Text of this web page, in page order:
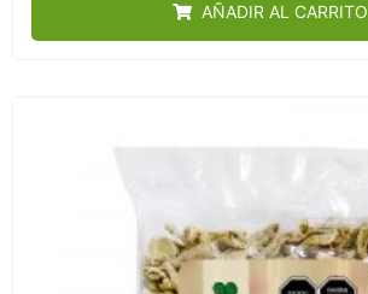
5
AÑADIR AL CARRITO